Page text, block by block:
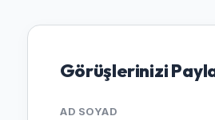
Görüşlerinizi
AD SOYAD